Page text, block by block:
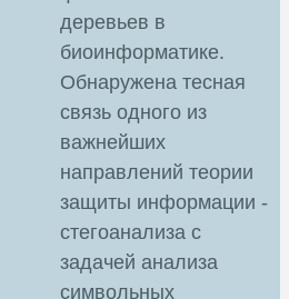
деревьев в
биоинформатике.
Обнаружена тесная
связь одного из
важнейших
направлений теории
защиты информации -
стегоанализа с
задачей анализа
символьных